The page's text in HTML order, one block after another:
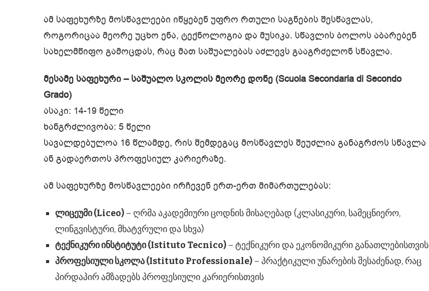
ამ საფეხურზე მოსწავლეები იწყებენ უფრო რთული საგნების შესწავლას,
როგორიცაა მეორე უცხო ენა, ტექნოლოგია და მუსიკა. სწავლის ბოლოს აბარებენ
სახელმწიფო გამოცდას, რაც მათ საშუალებას აძლევს გააგრძელონ სწავლა.
მესამე საფეხური – საშუალო სკოლის მეორე დონე (Scuola Secondaria di Secondo
Grado)
ასაკი: 14-19 წელი
ხანგრძლივობა: 5 წელი
სავალდებულოა 16 წლამდე, რის შემდეგაც მოსწავლეს შეუძლია განაგრძოს სწავლა
ან გადაერთოს პროფესიულ კარიერაზე.
ამ საფეხურზე მოსწავლეები ირჩევენ ერთ-ერთ მიმართულებას:
ლიცეუმი (Liceo) – ღრმა აკადემიური ცოდნის მისაღებად (კლასიკური, სამეცნიერო,
ლინგვისტური, მხატვრული და სხვა)
ტექნიკური ინსტიტუტი (Istituto Tecnico) – ტექნიკური და ეკონომიკური განათლებისთვის
პროფესიული სკოლა (Istituto Professionale) – პრაქტიკული უნარების შესაძენად, რაც
პირდაპირ ამზადებს პროფესიული კარიერისთვის